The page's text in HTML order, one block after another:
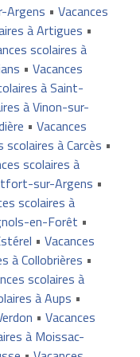
Argens • Vacances
à Artigues •
scolaires à
• Vacances
à Saint-
à Vinon-sur-
• Vacances
scolaires à Carcès •
scolaires à
sur-Argens •
scolaires à
en-Forêt •
• Vacances
à Collobrières •
scolaires à
à Aups •
• Vacances
à Moissac-